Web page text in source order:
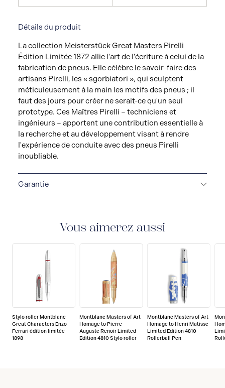
Détails du produit
La collection Meisterstück Great Masters Pirelli
Édition Limitée 1872 allie l'art de l'écriture à celui de la
fabrication de pneus. Elle célèbre le savoir-faire des
artisans Pirelli, les « sgorbiatori », qui sculptent
méticuleusement à la main les motifs des pneus ; il
faut des jours pour créer ne serait-ce qu'un seul
prototype. Ces Maîtres Pirelli – techniciens et
ingénieurs – apportent une contribution essentielle à
la recherche et au développement visant à rendre
l'expérience de conduite avec des pneus Pirelli
inoubliable.
Garantie
d'achat, couvrant les défauts de fabrication et de
consulter notre document de garantie.
Vous aimerez aussi
Stylo roller Montblanc
Great Characters Enzo
Ferrari édition limitée
1898
Montblanc Masters of Art
Homage to Pierre-
Auguste Renoir Limited
Edition 4810 Stylo roller
Montblanc Masters of Art
Homage to Henri Matisse
Limited Edition 4810
Rollerball Pen